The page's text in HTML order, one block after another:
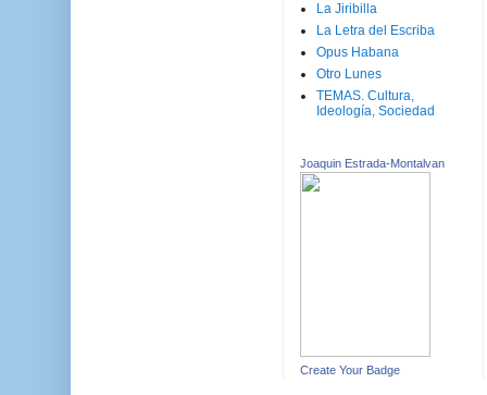
La Jiribilla
La Letra del Escriba
Opus Habana
Otro Lunes
TEMAS. Cultura,
Ideología, Sociedad
Joaquin Estrada-Montalvan
Create Your Badge